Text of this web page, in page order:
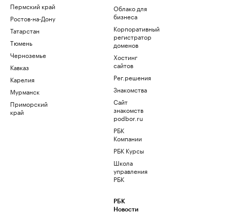
Пермский край
Ростов-на-Дону
Татарстан
Тюмень
Черноземье
Кавказ
Карелия
Мурманск
Приморский
край
Облако для
бизнеса
Корпоративный
регистратор
доменов
Хостинг
сайтов
Рег.решения
Знакомства
Сайт
знакомств
podbor.ru
РБК
Компании
РБК Курсы
Школа
управления
РБК
РБК
Новости